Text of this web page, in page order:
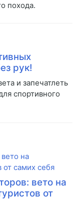
похода.
рук!
и запечатлеть
спортивного
вето на
от